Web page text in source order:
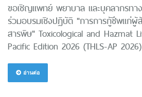
ขอเชิญแพทย์ พยาบาล และบุคลากรทา
ร่วมอบรมเชิงปฏิบัติ "การการกู้ชีพแก่ผู้
สารพิษ" Toxicological and Hazmat
Pacific Edition 2026 (THLS-AP 2026)
อ่านต่อ